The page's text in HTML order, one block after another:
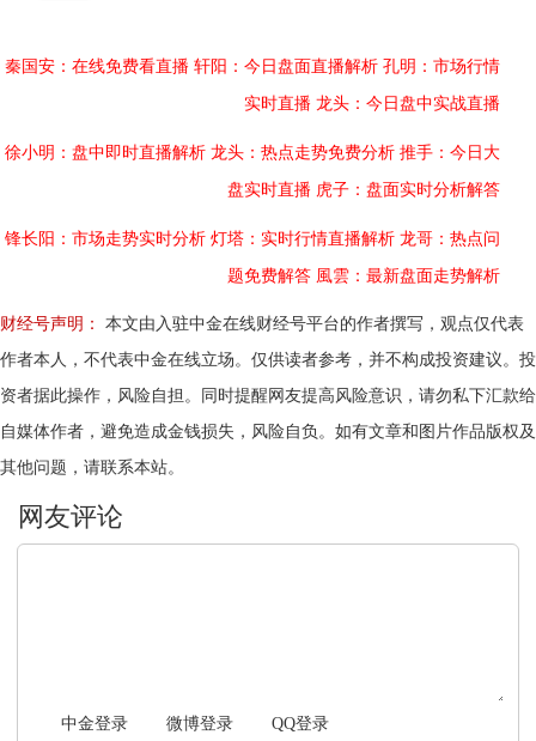
秦国安：在线免费看直播 轩阳：今日盘面直播解析 孔明：市场行情
实时直播 龙头：今日盘中实战直播
徐小明：盘中即时直播解析 龙头：热点走势免费分析 推手：今日大
盘实时直播 虎子：盘面实时分析解答
锋长阳：市场走势实时分析 灯塔：实时行情直播解析 龙哥：热点问
题免费解答 風雲：最新盘面走势解析
财经号声明：
本文由入驻中金在线财经号平台的作者撰写，观点仅代表
作者本人，不代表中金在线立场。仅供读者参考，并不构成投资建议。投
资者据此操作，风险自担。同时提醒网友提高风险意识，请勿私下汇款给
自媒体作者，避免造成金钱损失，风险自负。如有文章和图片作品版权及
其他问题，请联系本站。
中金登录 微博登录 QQ登录